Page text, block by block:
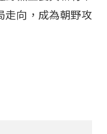
走向，成為朝野攻